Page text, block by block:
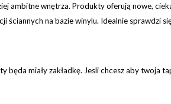
ambitne wnętrza. Produkty oferują nowe,
na bazie winylu. Idealnie sprawdzi
miały zakładkę. Jesli chcesz aby twoja